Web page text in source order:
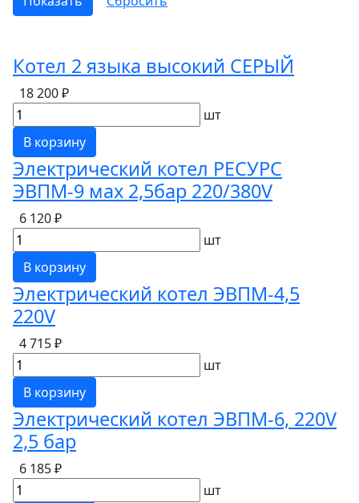
Котел 2 языка высокий СЕРЫЙ
18 200 ₽
шт
В корзину
Электрический котел РЕСУРС
ЭВПМ-9 мах 2,5бар 220/380V
6 120 ₽
шт
В корзину
Электрический котел ЭВПМ-4,5
220V
4 715 ₽
шт
В корзину
Электрический котел ЭВПМ-6, 220V
2,5 бар
6 185 ₽
шт